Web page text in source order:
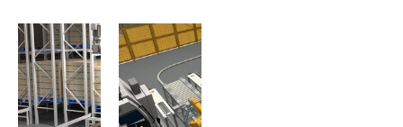
核心驱动与
光伏EVA未
来几年的机
美国造船厂
遭受勒索软
件攻击导致